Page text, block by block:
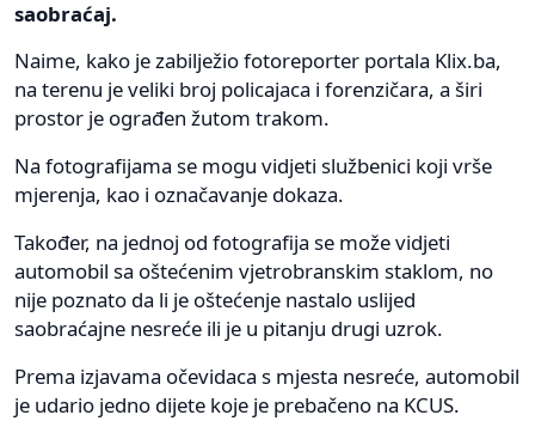
saobraćaj.
Naime, kako je zabilježio fotoreporter portala Klix.ba,
na terenu je veliki broj policajaca i forenzičara, a širi
prostor je ograđen žutom trakom.
Na fotografijama se mogu vidjeti službenici koji vrše
mjerenja, kao i označavanje dokaza.
Također, na jednoj od fotografija se može vidjeti
automobil sa oštećenim vjetrobranskim staklom, no
nije poznato da li je oštećenje nastalo uslijed
saobraćajne nesreće ili je u pitanju drugi uzrok.
Prema izjavama očevidaca s mjesta nesreće, automobil
je udario jedno dijete koje je prebačeno na KCUS.